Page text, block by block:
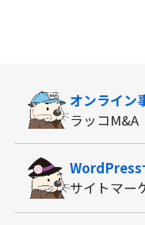
オンライン
ラッコM&A
WordPress
サイトマー